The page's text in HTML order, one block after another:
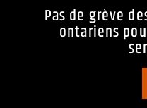
Pas de grève
ontariens